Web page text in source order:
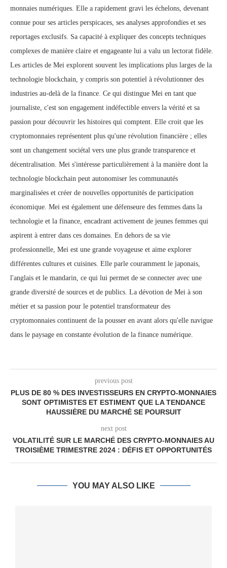
monnaies numériques. Elle a rapidement gravi les échelons, devenant
connue pour ses articles perspicaces, ses analyses approfondies et ses
reportages exclusifs. Sa capacité à expliquer des concepts techniques
complexes de manière claire et engageante lui a valu un lectorat fidèle.
Les articles de Mei explorent souvent les implications plus larges de la
technologie blockchain, y compris son potentiel à révolutionner des
industries au-delà de la finance. Ce qui distingue Mei en tant que
journaliste, c'est son engagement indéfectible envers la vérité et sa
passion pour découvrir les histoires qui comptent. Elle croit que les
cryptomonnaies représentent plus qu'une révolution financière ; elles
sont un changement sociétal vers une plus grande transparence et
décentralisation. Mei s'intéresse particulièrement à la manière dont la
technologie blockchain peut autonomiser les communautés
marginalisées et créer de nouvelles opportunités de participation
économique. Mei est également une défenseure des femmes dans la
technologie et la finance, encadrant activement de jeunes femmes qui
aspirent à entrer dans ces domaines. En dehors de sa vie
professionnelle, Mei est une grande voyageuse et aime explorer
différentes cultures et cuisines. Elle parle couramment le japonais,
l'anglais et le mandarin, ce qui lui permet de se connecter avec une
grande diversité de sources et de publics. La dévotion de Mei à son
métier et sa passion pour le potentiel transformateur des
cryptomonnaies continuent de la pousser en avant alors qu'elle navigue
dans le paysage en constante évolution de la finance numérique.
previous post
PLUS DE 80 % DES INVESTISSEURS EN CRYPTO-MONNAIES
SONT OPTIMISTES ET ESTIMENT QUE LA TENDANCE
HAUSSIÈRE DU MARCHÉ SE POURSUIT
next post
VOLATILITÉ SUR LE MARCHÉ DES CRYPTO-MONNAIES AU
TROISIÈME TRIMESTRE 2024 : DÉFIS ET OPPORTUNITÉS
YOU MAY ALSO LIKE